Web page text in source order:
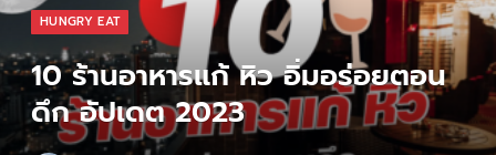
HUNGRY EAT
10 ร้านอาหารแก้ หิว อิ่มอร่อยตอน
ดึก อัปเดต 2023